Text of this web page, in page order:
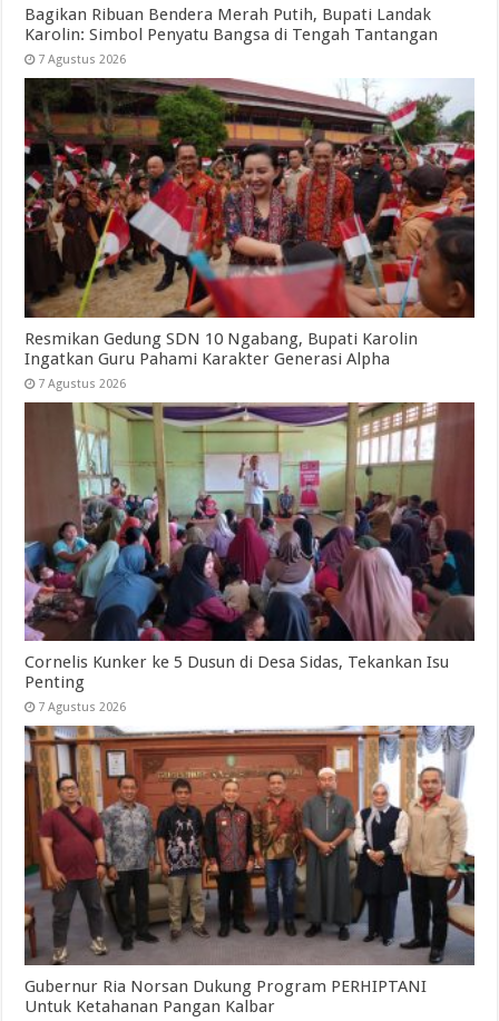
Bagikan Ribuan Bendera Merah Putih, Bupati Landak
Karolin: Simbol Penyatu Bangsa di Tengah Tantangan
7 Agustus 2026
Resmikan Gedung SDN 10 Ngabang, Bupati Karolin
Ingatkan Guru Pahami Karakter Generasi Alpha
7 Agustus 2026
Cornelis Kunker ke 5 Dusun di Desa Sidas, Tekankan Isu
Penting
7 Agustus 2026
Gubernur Ria Norsan Dukung Program PERHIPTANI
Untuk Ketahanan Pangan Kalbar